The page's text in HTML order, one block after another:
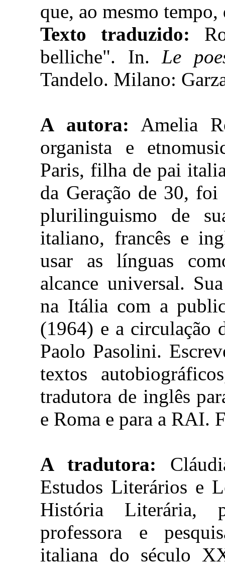
que, ao mesmo
Texto traduzido:
belliche". In.Le
Tandelo. Milano:
A autora: Amelia
organista e
Paris, filha de pai
da Geração de 30, foi
plurilinguismo de
italiano, francês e
usar as línguas
alcance universal.
na Itália com a
(1964) e a circulação
Paolo Pasolini.
textos
tradutora de inglês
e Roma e para a RAI.
A tradutora:
Estudos Literários e
História Literária,
professora e
italiana do século